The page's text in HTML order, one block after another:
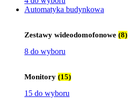
Automatyka budynkowa
Zestawy wideodomofonowe (8)
8 do wyboru
Monitory (15)
15 do wyboru